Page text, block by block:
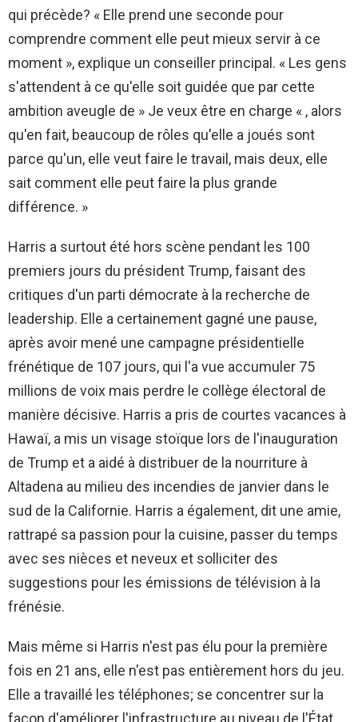
qui précède? « Elle prend une seconde pour
comprendre comment elle peut mieux servir à ce
moment », explique un conseiller principal. « Les gens
s'attendent à ce qu'elle soit guidée que par cette
ambition aveugle de » Je veux être en charge « , alors
qu'en fait, beaucoup de rôles qu'elle a joués sont
parce qu'un, elle veut faire le travail, mais deux, elle
sait comment elle peut faire la plus grande
différence. »
Harris a surtout été hors scène pendant les 100
premiers jours du président Trump, faisant des
critiques d'un parti démocrate à la recherche de
leadership. Elle a certainement gagné une pause,
après avoir mené une campagne présidentielle
frénétique de 107 jours, qui l'a vue accumuler 75
millions de voix mais perdre le collège électoral de
manière décisive. Harris a pris de courtes vacances à
Hawaï, a mis un visage stoïque lors de l'inauguration
de Trump et a aidé à distribuer de la nourriture à
Altadena au milieu des incendies de janvier dans le
sud de la Californie. Harris a également, dit une amie,
rattrapé sa passion pour la cuisine, passer du temps
avec ses nièces et neveux et solliciter des
suggestions pour les émissions de télévision à la
frénésie.
Mais même si Harris n'est pas élu pour la première
fois en 21 ans, elle n'est pas entièrement hors du jeu.
Elle a travaillé les téléphones; se concentrer sur la
façon d'améliorer l'infrastructure au niveau de l'État